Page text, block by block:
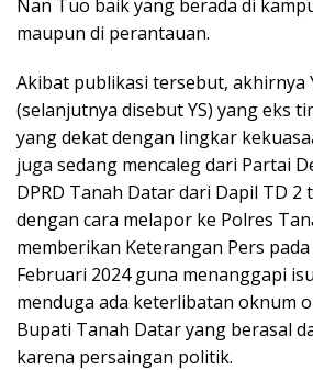
Nan Tuo baik yang berada di
maupun di perantauan.
Akibat publikasi tersebut, akhirnya
(selanjutnya disebut YS) yang eks
yang dekat dengan lingkar
juga sedang mencaleg dari Partai
DPRD Tanah Datar dari Dapil TD
dengan cara melapor ke Polres
memberikan Keterangan Pers
Februari 2024 guna menanggapi
menduga ada keterlibatan oknum
Bupati Tanah Datar yang berasal
karena persaingan politik.